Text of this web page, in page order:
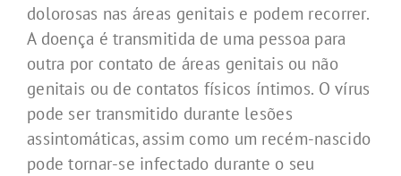
dolorosas nas áreas genitais e podem recorrer.
A doença é transmitida de uma pessoa para
outra por contato de áreas genitais ou não
genitais ou de contatos físicos íntimos. O vírus
pode ser transmitido durante lesões
assintomáticas, assim como um recém-nascido
pode tornar-se infectado durante o seu